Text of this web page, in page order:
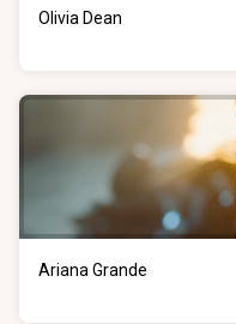
Olivia Dean
Ariana Grande